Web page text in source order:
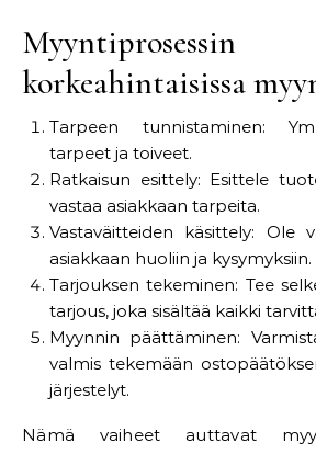
korkeahintaisissa
Tarpeen tunnistaminen:
tarpeet ja toiveet.
Ratkaisun esittely: Esittele
vastaa asiakkaan tarpeita.
Vastaväitteiden käsittely: Ole
asiakkaan huoliin ja kysymyksiin.
Tarjouksen tekeminen: Tee
tarjous, joka sisältää kaikki
Myynnin päättäminen:
valmis tekemään
järjestelyt.
Nämä vaiheet auttavat